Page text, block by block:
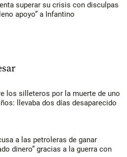
superar su crisis con disculpas
apoyo” a Infantino
los silleteros por la muerte de uno
llevaba dos días desaparecido
a las petroleras de ganar
dinero” gracias a la guerra con